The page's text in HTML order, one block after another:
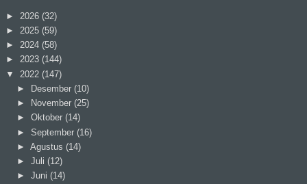
► 2026 (32)
► 2025 (59)
► 2024 (58)
► 2023 (144)
▼ 2022 (147)
►
Desember (10)
►
November (25)
► Oktober (14)
► September (16)
► Agustus (14)
► Juli (12)
► Juni (14)